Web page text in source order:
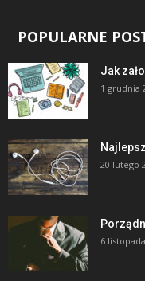
POPULARNE
Jak
1 grudnia
20 lutego
6